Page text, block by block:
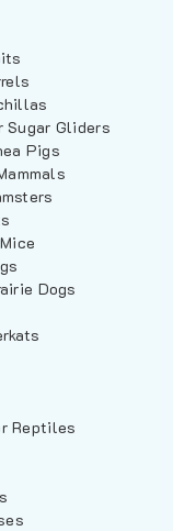
Sugar Gliders
Pigs
Dogs
Reptiles